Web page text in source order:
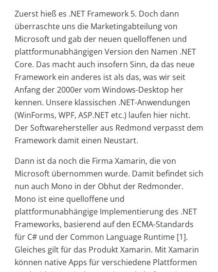
Zuerst hieß es .NET Framework 5. Doch dann
überraschte uns die Marketingabteilung von
Microsoft und gab der neuen quelloffenen und
plattformunabhängigen Version den Namen .NET
Core. Das macht auch insofern Sinn, da das neue
Framework ein anderes ist als das, was wir seit
Anfang der 2000er vom Windows-Desktop her
kennen. Unsere klassischen .NET-Anwendungen
(WinForms, WPF, ASP.NET etc.) laufen hier nicht.
Der Softwarehersteller aus Redmond verpasst dem
Framework damit einen Neustart.
Dann ist da noch die Firma Xamarin, die von
Microsoft übernommen wurde. Damit befindet sich
nun auch Mono in der Obhut der Redmonder.
Mono ist eine quelloffene und
plattformunabhängige Implementierung des .NET
Frameworks, basierend auf den ECMA-Standards
für C# und der Common Language Runtime [1].
Gleiches gilt für das Produkt Xamarin. Mit Xamarin
können native Apps für verschiedene Plattformen